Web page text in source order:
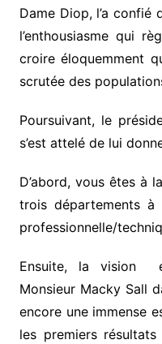
Dame Diop, l’a confié
l’enthousiasme qui
croire éloquemment
scrutée des
Poursuivant, le
s’est attelé de lui
D’abord, vous êtes à
trois départements à
professionnelle/
Ensuite, la vision
Monsieur Macky Sall
encore une immense
les premiers